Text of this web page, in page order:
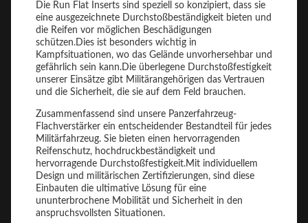
Die Run Flat Inserts sind speziell so konzipiert, dass sie
eine ausgezeichnete Durchstoßbeständigkeit bieten und
die Reifen vor möglichen Beschädigungen
schützen.Dies ist besonders wichtig in
Kampfsituationen, wo das Gelände unvorhersehbar und
gefährlich sein kann.Die überlegene Durchstoßfestigkeit
unserer Einsätze gibt Militärangehörigen das Vertrauen
und die Sicherheit, die sie auf dem Feld brauchen.
Zusammenfassend sind unsere Panzerfahrzeug-
Flachverstärker ein entscheidender Bestandteil für jedes
Militärfahrzeug. Sie bieten einen hervorragenden
Reifenschutz, hochdruckbeständigkeit und
hervorragende Durchstoßfestigkeit.Mit individuellem
Design und militärischen Zertifizierungen, sind diese
Einbauten die ultimative Lösung für eine
ununterbrochene Mobilität und Sicherheit in den
anspruchsvollsten Situationen.